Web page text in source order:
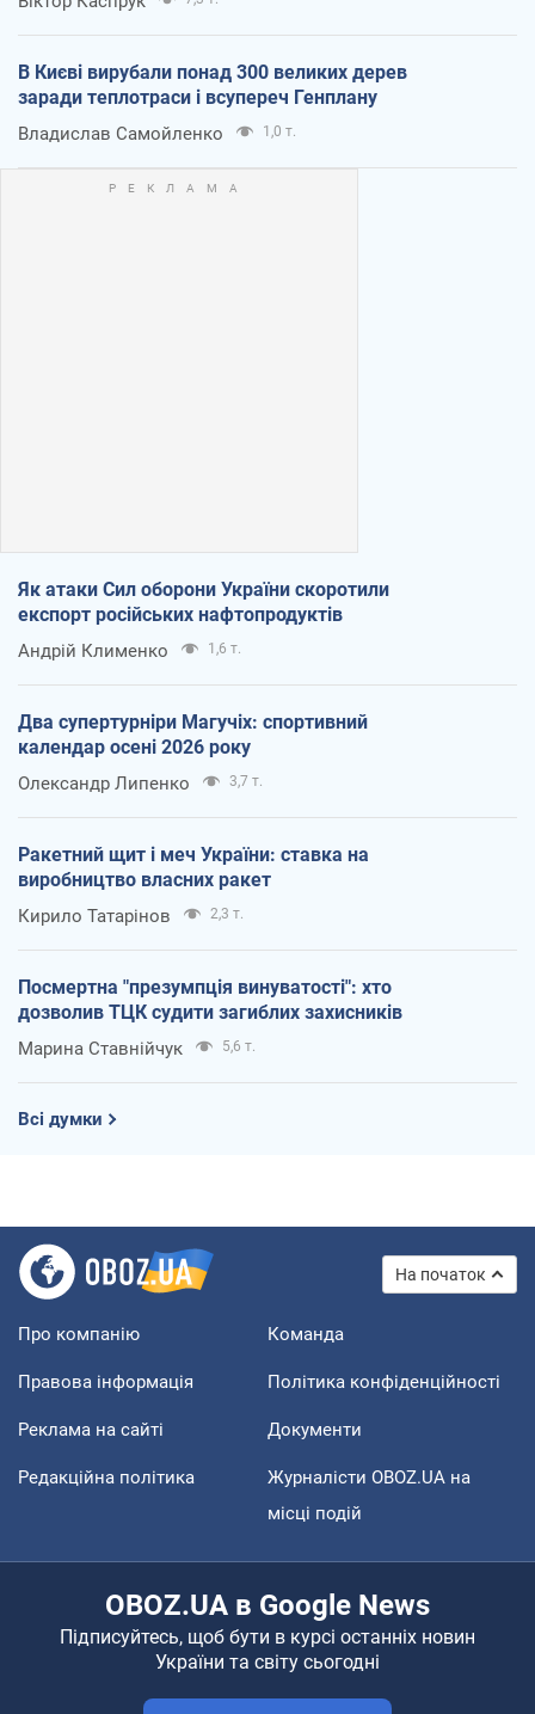
В Києві вирубали понад 300 великих дерев
заради теплотраси і всупереч Генплану
Владислав Самойленко 1,0 т.
Як атаки Сил оборони України скоротили
експорт російських нафтопродуктів
Андрій Клименко 1,6 т.
Два супертурніри Магучіх: спортивний
календар осені 2026 року
Олександр Липенко 3,7 т.
Ракетний щит і меч України: ставка на
виробництво власних ракет
Кирило Татарінов 2,3 т.
Посмертна "презумпція винуватості": хто
дозволив ТЦК судити загиблих захисників
Марина Ставнійчук 5,6 т.
Всі думки
На початок
Про компанію Команда
Правова інформація Політика конфіденційності
Реклама на сайті Документи
Редакційна політика
Журналісти OBOZ.UA на
місці подій
OBOZ.UA в Google News
Підписуйтесь, щоб бути в курсі останніх новин
України та світу сьогодні